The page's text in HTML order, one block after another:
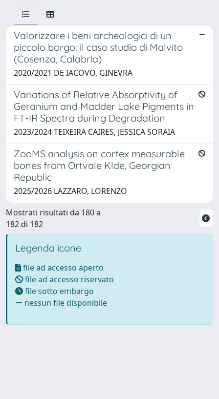
Valorizzare i beni archeologici di un
piccolo borgo: il caso studio di Malvito
(Cosenza, Calabria)
2020/2021 DE IACOVO, GINEVRA
Variations of Relative Absorptivity of
Geranium and Madder Lake Pigments in
FT-IR Spectra during Degradation
2023/2024 TEIXEIRA CAIRES, JESSICA SORAIA
ZooMS analysis on cortex measurable
bones from Ortvale Klde, Georgian
Republic
2025/2026 LAZZARO, LORENZO
Mostrati risultati da 180 a
182 di 182
Legenda icone
file ad accesso aperto
file ad accesso riservato
file sotto embargo
nessun file disponibile